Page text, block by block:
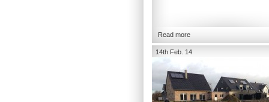
Read more
14th Feb. 14